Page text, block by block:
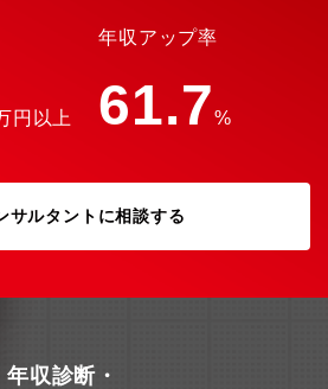
●募集背景再生可能エネルギーの大量導
。そのため、現職でのご経験を活か
安定供給にご活躍いただくとともに、
接し、社会のニーズやご期待に迅速・的
るため、業務変革を進めています。他
、当社の業務変革をリードいただくこ
献することができます。
円以上
年収アップ率
61.7%
サルタントに相談する
年収診断・